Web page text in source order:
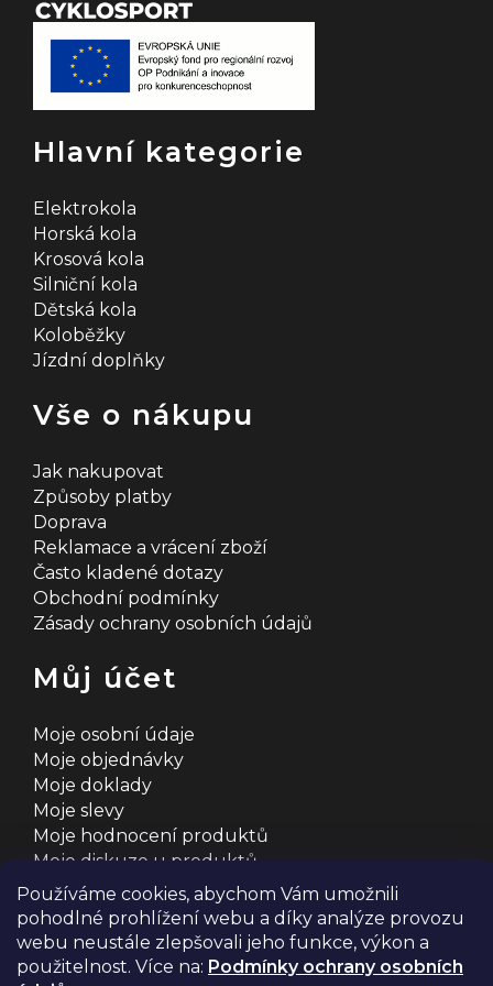
Používáme cookies, abychom Vám umožnili
pohodlné prohlížení webu a díky analýze provozu
webu neustále zlepšovali jeho funkce, výkon a
použitelnost. Více na: Podmínky ochrany osobních
Hlavní kategorie
Elektrokola
Horská kola
Krosová kola
Silniční kola
Dětská kola
Koloběžky
Jízdní doplňky
Vše o nákupu
Jak nakupovat
Způsoby platby
Doprava
Reklamace a vrácení zboží
Často kladené dotazy
Obchodní podmínky
Zásady ochrany osobních údajů
Můj účet
Moje osobní údaje
Moje objednávky
Moje doklady
Moje slevy
Moje hodnocení produktů
Moje diskuze u produktů